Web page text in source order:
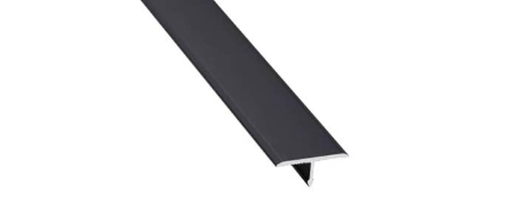
Treppen & Geländer